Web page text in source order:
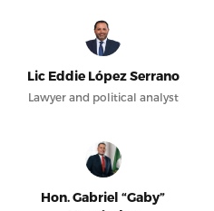
Lic Eddie López Serrano
Lawyer and political analyst
Hon. Gabriel “Gaby”